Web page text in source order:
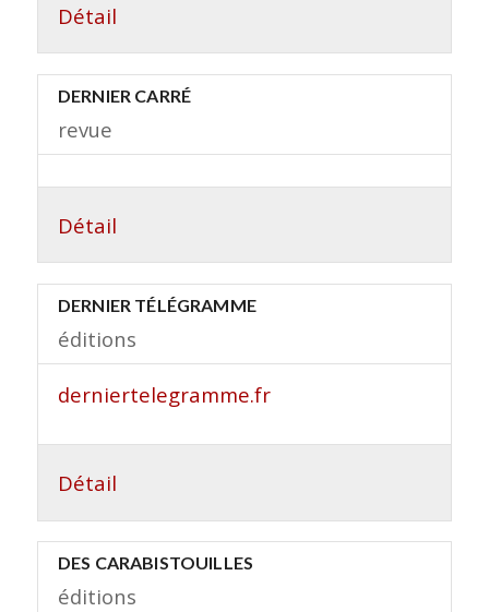
Détail
DERNIER CARRÉ
revue
Détail
DERNIER TÉLÉGRAMME
éditions
derniertelegramme.fr
Détail
DES CARABISTOUILLES
éditions